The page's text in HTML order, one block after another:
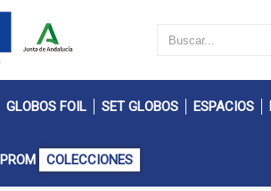
GLOBOS FOIL SET GLOBOS ESPACIOS
PROM COLECCIONES